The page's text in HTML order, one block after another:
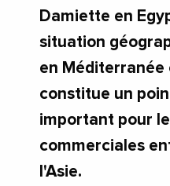
Damiette en
situation
en Méditerranée
constitue un
important pour
commerciales
l'Asie.